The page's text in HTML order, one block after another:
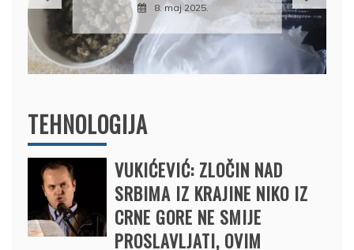
8. maj 2025.
TEHNOLOGIJA
VUKIĆEVIĆ: ZLOČIN NAD
SRBIMA IZ KRAJINE NIKO IZ
CRNE GORE NE SMIJE
PROSLAVLJATI, OVIM